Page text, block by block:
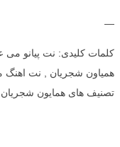
—
کلمات کلیدی: نت پیانو
همیاون شجریان , نت
تصنیف های همایون شجریان